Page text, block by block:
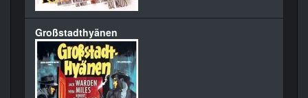
Großstadthyänen